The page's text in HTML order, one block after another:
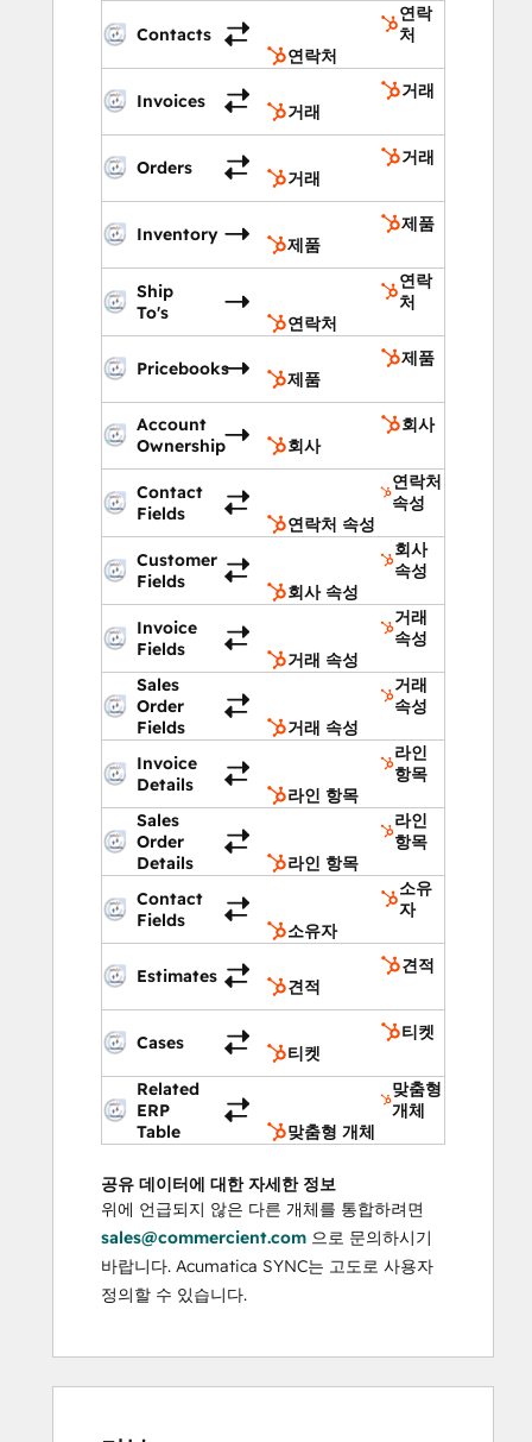
Contacts
연락
처
연락처
Invoices
거래
거래
Orders
거래
거래
Inventory
제품
제품
Ship
To's
연락
처
연락처
Pricebooks
제품
제품
Account
Ownership
회사
회사
Contact
Fields
연락처
속성
연락처 속성
Customer
Fields
회사
속성
회사 속성
Invoice
Fields
거래
속성
거래 속성
Sales
Order
Fields
거래
속성
거래 속성
Invoice
Details
라인
항목
라인 항목
Sales
Order
Details
라인
항목
라인 항목
Contact
Fields
소유
자
소유자
Estimates
견적
견적
Cases
티켓
티켓
Related
ERP
Table
맞춤형
개체
맞춤형 개체
공유 데이터에 대한 자세한 정보
위에 언급되지 않은 다른 개체를 통합하려면
sales@commercient.com 으로 문의하시기
바랍니다. Acumatica SYNC는 고도로 사용자
정의할 수 있습니다.